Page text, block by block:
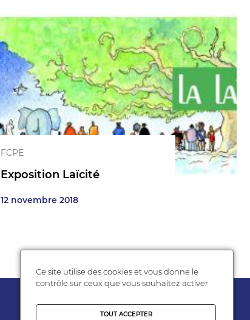
FCPE
Exposition Laïcité
12 novembre 2018
Ce site utilise des cookies et vous donne le
contrôle sur ceux que vous souhaitez activer
TOUT ACCEPTER